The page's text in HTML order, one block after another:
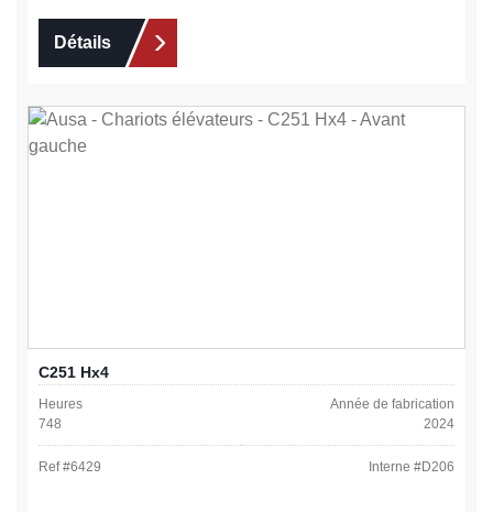
Détails
C251 Hx4
Heures
748
Année de fabrication
2024
Ref #6429 Interne #D206